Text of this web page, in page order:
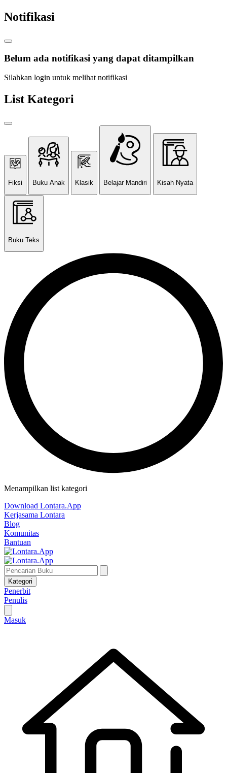
Notifikasi
Belum ada notifikasi yang dapat ditampilkan
Silahkan login untuk melihat notifikasi
List Kategori
Fiksi Buku Anak Klasik Belajar Mandiri Kisah Nyata
Buku Teks
Menampilkan list kategori
Download Lontara.App
Kerjasama Lontara
Blog
Komunitas
Bantuan
Kategori
Penerbit
Penulis
Masuk